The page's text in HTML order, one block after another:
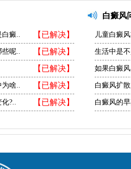
【已解决】
白癜..
【已解决】
些呢..
【已解决】
【已解决】
为啥..
【已解决】
?..
白癜风
儿童白癜
生活中是
如果白癜
白癜风扩
白癜风的